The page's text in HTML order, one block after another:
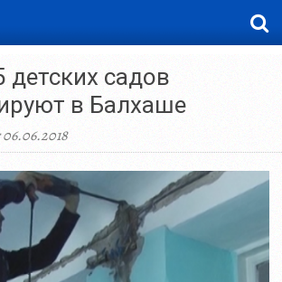
садов
в Балхаше